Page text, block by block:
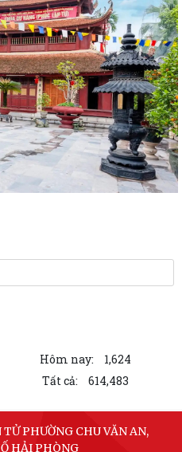
GIẢI BƠI...
danh và chữ ký của Chủ tịch, Phó
làm việc của Ủy ban nhân dân
-...
quốc phòng - an ninh năm 2026
của của đồng chí Bí thư Đảng uỷ,
- xã hội tháng 5 và 5 tháng đầu
- xã hội tháng 4 và 4 tháng đầu
- xã hội tháng 3 và quý I, một số
- xã hội 6 tháng đầu năm, nhiệm
Hôm nay:
1,624
Tất cả: 614,483
PHƯỜNG CHU VĂN AN,
HẢI PHÒNG